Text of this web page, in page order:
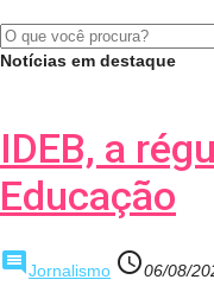
Notícias em destaque
IDEB, a
Educação
comment Jornalismo access_time06/08/